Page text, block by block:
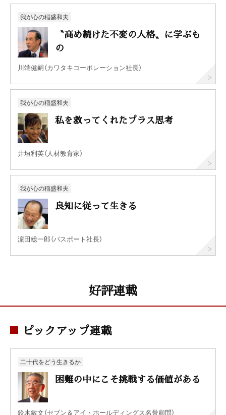
我が心の稲盛和夫
〝高め続けた不変の人格〟に学ぶも
の
川端健嗣（カワタキコーポレーション社長）
我が心の稲盛和夫
私を救ってくれたプラス思考
井垣利英（人材教育家）
我が心の稲盛和夫
良知に従って生きる
濵田総一郎（パスポート社長）
好評連載
ピックアップ連載
二十代をどう生きるか
困難の中にこそ挑戦する価値がある
鈴木敏文（セブン＆アイ・ホールディングス名誉顧問）